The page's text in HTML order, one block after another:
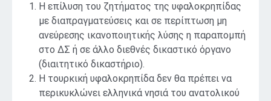
Η επίλυση του ζητήματος της υφαλοκρηπίδας
με διαπραγματεύσεις και σε περίπτωση μη
ανεύρεσης ικανοποιητικής λύσης η παραπομπή
στο ΔΣ ή σε άλλο διεθνές δικαστικό όργανο
(διαιτητικό δικαστήριο).
Η τουρκική υφαλοκρηπίδα δεν θα πρέπει να
περικυκλώνει ελληνικά νησιά του ανατολικού